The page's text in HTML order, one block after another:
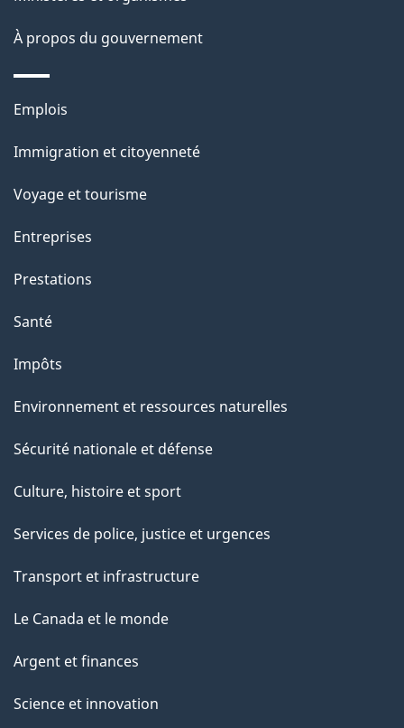
p
a
À propos du gouvernement
Thèmes
sujets
Emplois
Immigration et citoyenneté
Voyage et tourisme
Entreprises
Prestations
Santé
Impôts
Environnement et ressources naturelles
Sécurité nationale et défense
Culture, histoire et sport
Services de police, justice et urgences
Transport et infrastructure
Le Canada et le monde
Argent et finances
Science et innovation